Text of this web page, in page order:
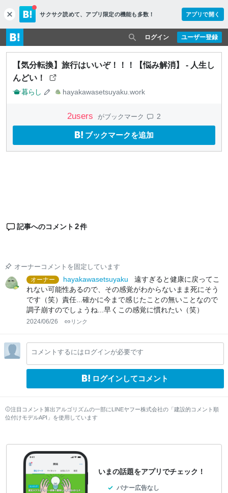
c
l
o
s
e
サクサク読めて、 アプリ限定の機能も多数！ アプリで開く
ユーザー登録
ログイン
【気分転換】旅行はいいぞ！！！【悩み解消】 - 人生し
んどい！
暮らし hayakawasetsuyaku.work
2users がブックマーク 2
ブックマークを追加
記事へのコメント 2件
オーナーコメントを固定しています
オーナー
hayakawasetsuyaku
遠すぎると健康に戻ってこ
れない可能性あるので、その感覚がわからないまま死にそう
です（笑）責任...確かに今まで感じたことの無いことなので
調子崩すのでしょうね...早くこの感覚に慣れたい（笑）
2024/06/26 リンク
コメントするにはログインが必要です
ログインしてコメント
注目コメント算出アルゴリズムの一部にLINEヤフー株式会社の「建設的コメント順
位付けモデルAPI」を使用しています
いまの話題をアプリでチェック！
バナー広告なし